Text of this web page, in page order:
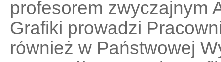
profesorem zwyczajnym
Grafiki prowadzi
również w Państwowej